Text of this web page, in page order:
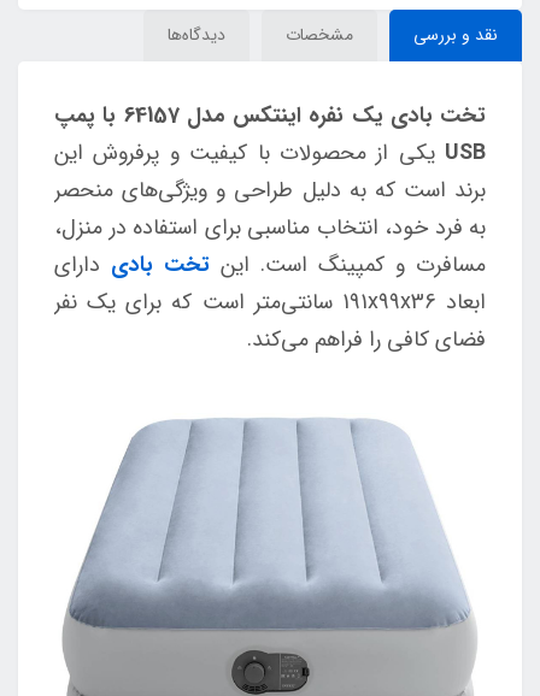
نقد و بررسی مشخصات دیدگاه‌ها
تخت بادی یک نفره اینتکس مدل 64157 با پمپ
USB یکی از محصولات با کیفیت و پرفروش این
برند است که به دلیل طراحی و ویژگی‌های منحصر
به فرد خود، انتخاب مناسبی برای استفاده در منزل،
مسافرت و کمپینگ است. این تخت بادی دارای
ابعاد 191x99x36 سانتی‌متر است که برای یک نفر
فضای کافی را فراهم می‌کند.